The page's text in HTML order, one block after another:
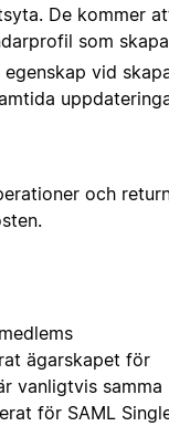
De kommer
som
vid
och
ägarskapet för
vanligtvis samma
för SAML